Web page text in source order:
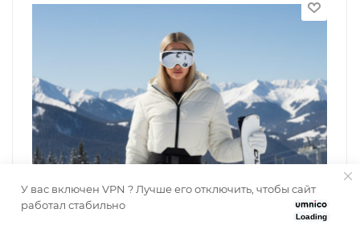
Loading
У вас включен VPN ? Лучше его отключить, чтобы сайт
работал стабильно